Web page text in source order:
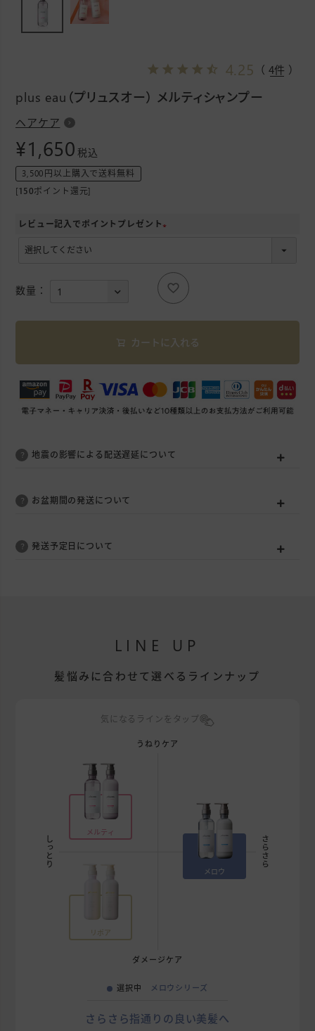
4.25 （ 4件 ）
plus eau（プリュスオー） メルティシャンプー
ヘアケア
¥1,650 税込
3,500円以上購入で送料無料
[150ポイント還元]
レビュー記入でポイントプレゼント
須
カートに入れる
地震の影響による配送遅延について
お盆期間の発送について
発送予定日について
LINE UP
髪悩みに合わせて選べるラインナップ
気になるラインをタップ
うねりケア
しっとり さらさら
ダメージケア
メルティ
メロウ
リポア
選択中 メロウシリーズ
さらさら指通りの良い美髪へ